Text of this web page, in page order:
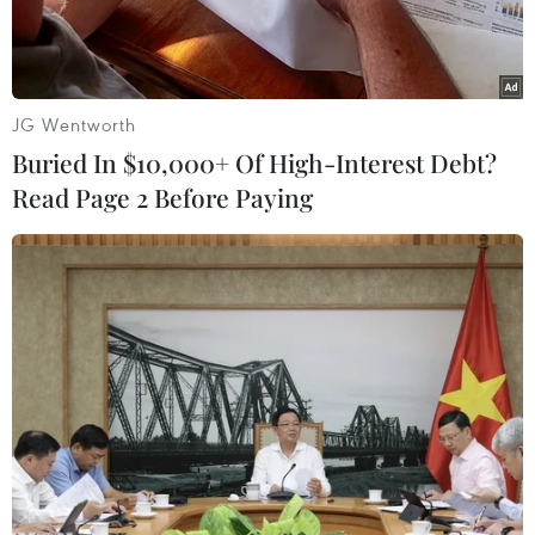
quốc.
Hai anh em Nguyễn Tiến Thành và Nguyễn Tiến Đạt chụp ảnh
lưu niệm cùng lãnh đạo huyện Phú Riềng và Ban Chỉ huy Quân
sự huyện. (Ảnh: TTXVN phát)
JG Wentworth
Buried In $10,000+ Of High-Interest Debt?
Read Page 2 Before Paying